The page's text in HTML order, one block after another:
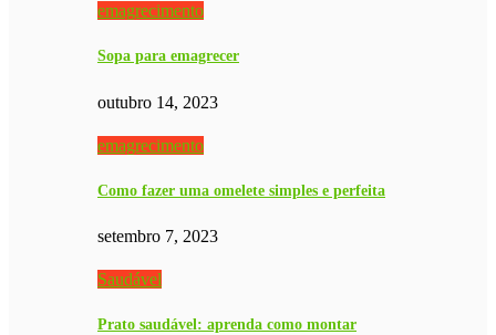
emagrecimento
Sopa para emagrecer
outubro 14, 2023
emagrecimento
Como fazer uma omelete simples e perfeita
setembro 7, 2023
Saudável
Prato saudável: aprenda como montar